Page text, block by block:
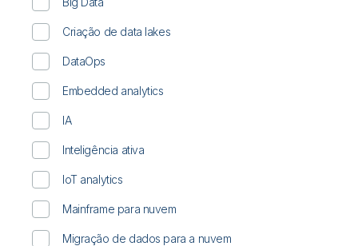
Varejo
Criação de data lakes
DataOps
Embedded analytics
IA
Inteligência ativa
IoT analytics
Mainframe para nuvem
Migração de dados para a nuvem